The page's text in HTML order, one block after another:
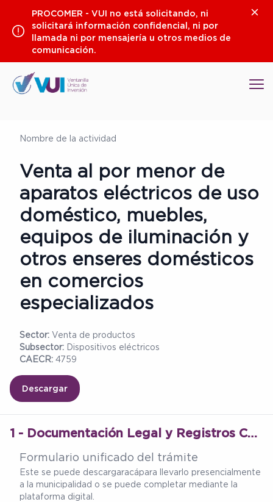
contenido
PROCOMER - VUI no está solicitando, ni
solicitará información confidencial, ni por
llamada ni por mensajería u otros medios de
comunicación.
Nombre de la actividad
Venta al por menor de
aparatos eléctricos de uso
doméstico, muebles,
equipos de iluminación y
otros enseres domésticos
en comercios
especializados
Sector: Venta de productos
Subsector: Dispositivos eléctricos
CAECR: 4759
Descargar
1 - Documentación Legal y Registros Catastrales del Inmueble
Formulario unificado del trámite
Este se puede descargaracápara llevarlo presencialmente
a la municipalidad o se puede completar mediante la
plataforma digital.